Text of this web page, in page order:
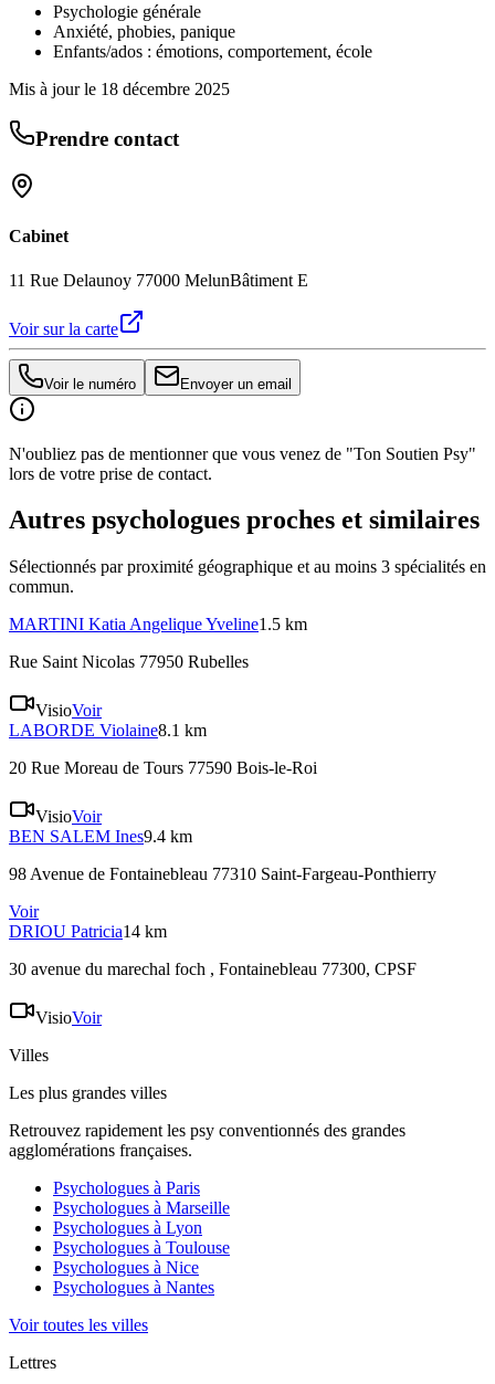
Psychologie générale
Anxiété, phobies, panique
Enfants/ados : émotions, comportement, école
Mis à jour le 18 décembre 2025
Prendre contact
Cabinet
11 Rue Delaunoy 77000 MelunBâtiment E
Voir sur la carte
Voir le numéro Envoyer un email
N'oubliez pas de mentionner que vous venez de "Ton Soutien Psy"
lors de votre prise de contact.
Autres psychologues proches et similaires
Sélectionnés par proximité géographique et au moins 3 spécialités en
commun.
MARTINI Katia Angelique Yveline1.5 km
Rue Saint Nicolas 77950 Rubelles
VisioVoir
LABORDE Violaine8.1 km
20 Rue Moreau de Tours 77590 Bois-le-Roi
VisioVoir
BEN SALEM Ines9.4 km
98 Avenue de Fontainebleau 77310 Saint-Fargeau-Ponthierry
Voir
DRIOU Patricia14 km
30 avenue du marechal foch , Fontainebleau 77300, CPSF
VisioVoir
Villes
Les plus grandes villes
Retrouvez rapidement les psy conventionnés des grandes
agglomérations françaises.
Psychologues à Paris
Psychologues à Marseille
Psychologues à Lyon
Psychologues à Toulouse
Psychologues à Nice
Psychologues à Nantes
Voir toutes les villes
Lettres